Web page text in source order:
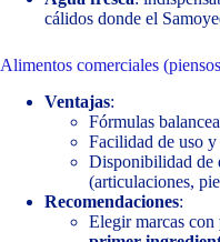
cálidos donde el
Alimentos comerciales
Ventajas:
Fórmulas
Facilidad de uso
Disponibilidad de
(articulaciones,
Recomendaciones:
Elegir marcas con